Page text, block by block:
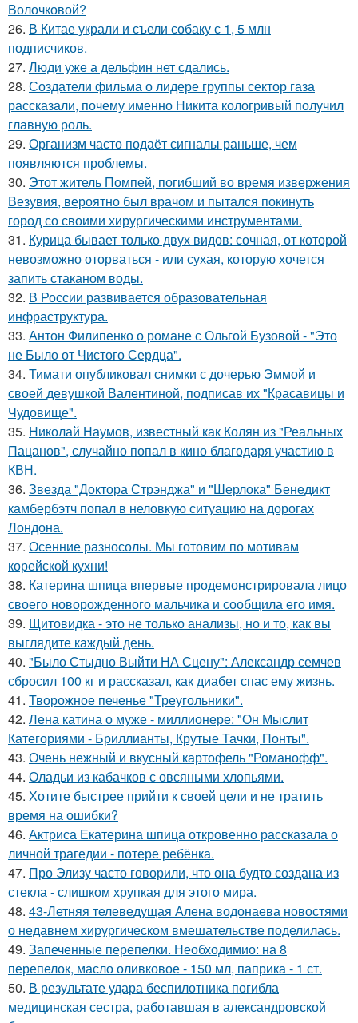
Волочковой?
26. В Китае украли и съели собаку с 1, 5 млн
подписчиков.
27. Люди уже а дельфин нет сдались.
28. Создатели фильма о лидере группы сектор газа
рассказали, почему именно Никита кологривый получил
главную роль.
29. Организм часто подаёт сигналы раньше, чем
появляются проблемы.
30. Этот житель Помпей, погибший во время извержения
Везувия, вероятно был врачом и пытался покинуть
город со своими хирургическими инструментами.
31. Курица бывает только двух видов: сочная, от которой
невозможно оторваться - или сухая, которую хочется
запить стаканом воды.
32. В России развивается образовательная
инфраструктура.
33. Антон Филипенко о романе с Ольгой Бузовой - "Это
не Было от Чистого Сердца".
34. Тимати опубликовал снимки с дочерью Эммой и
своей девушкой Валентиной, подписав их "Красавицы и
Чудовище".
35. Николай Наумов, известный как Колян из "Реальных
Пацанов", случайно попал в кино благодаря участию в
КВН.
36. Звезда "Доктора Стрэнджа" и "Шерлока" Бенедикт
камбербэтч попал в неловкую ситуацию на дорогах
Лондона.
37. Осенние разносолы. Мы готовим по мотивам
корейской кухни!
38. Катерина шпица впервые продемонстрировала лицо
своего новорожденного мальчика и сообщила его имя.
39. Щитовидка - это не только анализы, но и то, как вы
выглядите каждый день.
40. "Было Стыдно Выйти НА Сцену": Александр семчев
сбросил 100 кг и рассказал, как диабет спас ему жизнь.
41. Творожное печенье "Треугольники".
42. Лена катина о муже - миллионере: "Он Мыслит
Категориями - Бриллианты, Крутые Тачки, Понты".
43. Очень нежный и вкусный картофель "Романофф".
44. Оладьи из кабачков с овсяными хлопьями.
45. Хотите быстрее прийти к своей цели и не тратить
время на ошибки?
46. Актриса Екатерина шпица откровенно рассказала о
личной трагедии - потере ребёнка.
47. Про Элизу часто говорили, что она будто создана из
стекла - слишком хрупкая для этого мира.
48. 43-Летняя телеведущая Алена водонаева новостями
о недавнем хирургическом вмешательстве поделилась.
49. Запеченные перепелки. Необходимио: на 8
перепелок, масло оливковое - 150 мл, паприка - 1 ст.
50. В результате удара беспилотника погибла
медицинская сестра, работавшая в александровской